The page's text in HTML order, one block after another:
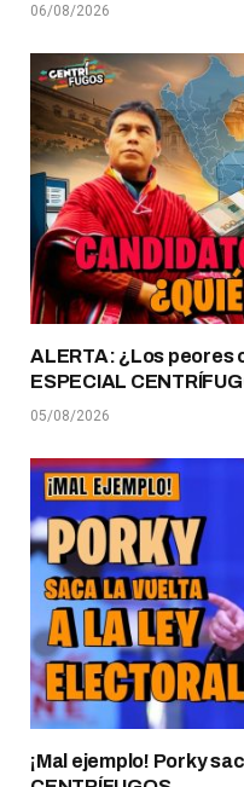
06/08/2026
ALERTA: ¿Los peores
ESPECIAL
05/08/2026
¡Mal ejemplo! Porky